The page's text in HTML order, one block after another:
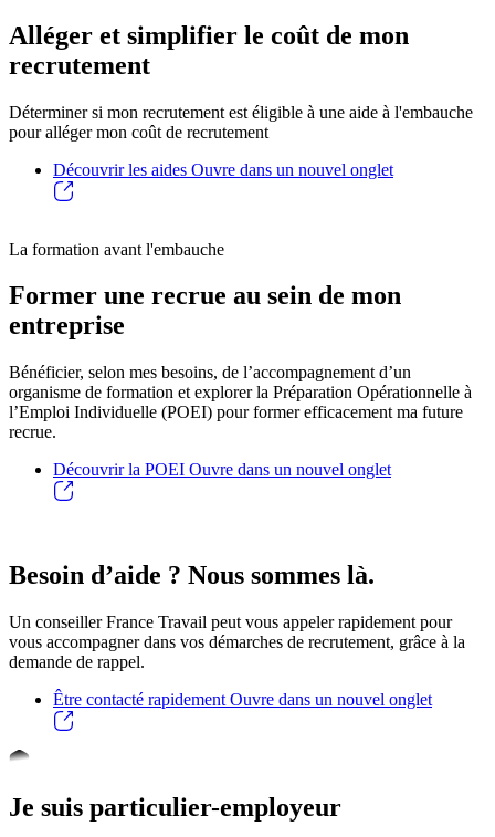
Alléger et simplifier le coût de mon
recrutement
Déterminer si mon recrutement est éligible à une aide à l'embauche
pour alléger mon coût de recrutement
Découvrir les aides Ouvre dans un nouvel onglet
La formation avant l'embauche
Former une recrue au sein de mon
entreprise
Bénéficier, selon mes besoins, de l’accompagnement d’un
organisme de formation et explorer la Préparation Opérationnelle à
l’Emploi Individuelle (POEI) pour former efficacement ma future
recrue.
Découvrir la POEI Ouvre dans un nouvel onglet
Besoin d’aide ? Nous sommes là.
Un conseiller France Travail peut vous appeler rapidement pour
vous accompagner dans vos démarches de recrutement, grâce à la
demande de rappel.
Être contacté rapidement Ouvre dans un nouvel onglet
Je suis particulier-employeur